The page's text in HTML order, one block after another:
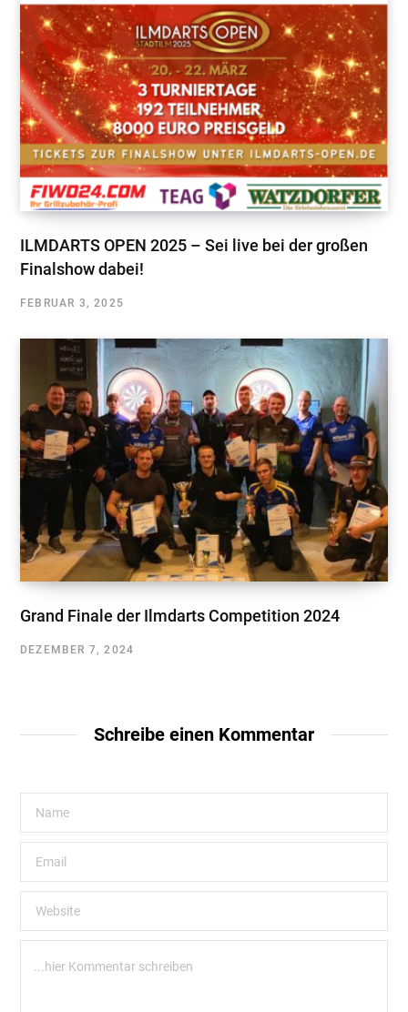
ILMDARTS OPEN 2025 – Sei live bei der großen
Finalshow dabei!
FEBRUAR 3, 2025
Grand Finale der Ilmdarts Competition 2024
DEZEMBER 7, 2024
Schreibe einen Kommentar